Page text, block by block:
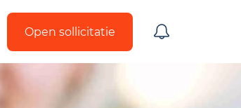
Open sollicitatie